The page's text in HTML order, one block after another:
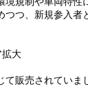
つ、新規参入者
拡大
販売されていま